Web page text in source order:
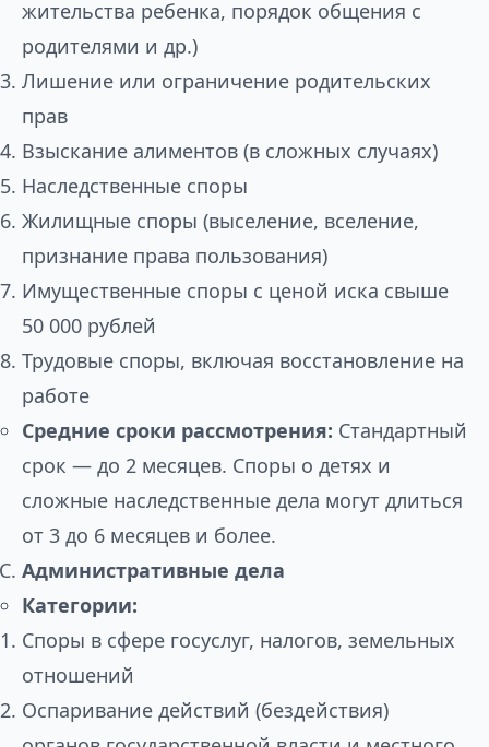
жительства ребенка, порядок общения с
родителями и др.)
Лишение или ограничение родительских
прав
Взыскание алиментов (в сложных случаях)
Наследственные споры
Жилищные споры (выселение, вселение,
признание права пользования)
Имущественные споры с ценой иска свыше
50 000 рублей
Трудовые споры, включая восстановление на
работе
Средние сроки рассмотрения: Стандартный
срок — до 2 месяцев. Споры о детях и
сложные наследственные дела могут длиться
от 3 до 6 месяцев и более.
Административные дела
Категории:
Споры в сфере госуслуг, налогов, земельных
отношений
Оспаривание действий (бездействия)